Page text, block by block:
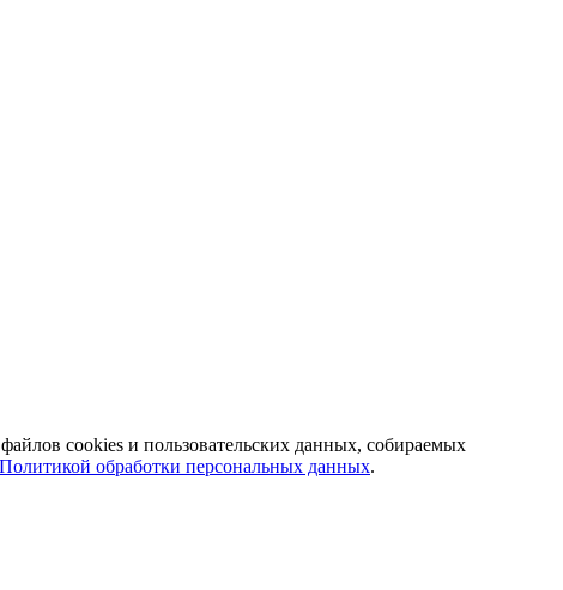
cookies и пользовательских данных, собираемых
Политикой обработки персональных данных.